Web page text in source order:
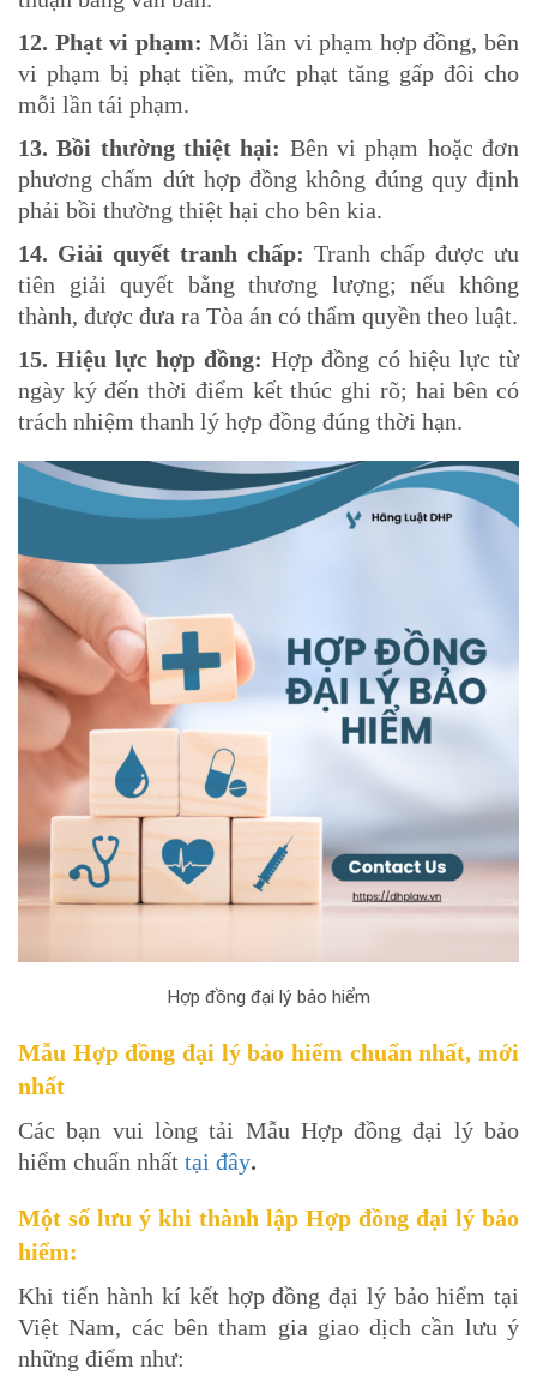
12. Phạt vi phạm:Mỗi lần vi phạm hợp đồng, bên
vi phạm bị phạt tiền, mức phạt tăng gấp đôi cho
mỗi lần tái phạm.
13. Bồi thường thiệt hại: Bên vi phạm hoặc đơn
phương chấm dứt hợp đồng không đúng quy định
phải bồi thường thiệt hại cho bên kia.
14. Giải quyết tranh chấp: Tranh chấp được ưu
tiên giải quyết bằng thương lượng; nếu không
thành, được đưa ra Tòa án có thẩm quyền theo luật.
15. Hiệu lực hợp đồng: Hợp đồng có hiệu lực từ
ngày ký đến thời điểm kết thúc ghi rõ; hai bên có
trách nhiệm thanh lý hợp đồng đúng thời hạn.
Hợp đồng đại lý bảo hiểm
Mẫu Hợp đồng đại lý bảo hiểm chuẩn nhất, mới
nhất
Các bạn vui lòng tải Mẫu Hợp đồng đại lý bảo
hiểm chuẩn nhất tại đây.
Một số lưu ý khi thành lập Hợp đồng đại lý bảo
hiểm:
Khi tiến hành kí kết hợp đồng đại lý bảo hiểm tại
Việt Nam, các bên tham gia giao dịch cần lưu ý
những điểm như: